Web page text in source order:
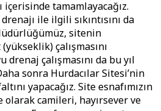
tamamlayacağız.
ile ilgili sıkıntısını da
sitenin
çalışmasını
drenaj çalışmasını da bu yıl
sonra Hurdacılar Sitesi’nin
yapacağız. Site esnafımızın
olarak camileri, hayırsever ve